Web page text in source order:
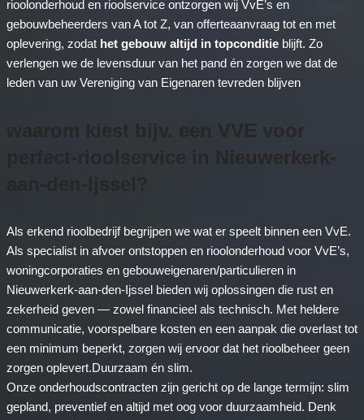
rioolonderhoud en rioolservice ontzorgen wij VvE’s en
gebouwbeheerders van A tot Z, van offerteaanvraag tot en met
oplevering, zodat het gebouw altijd in topconditieblijft. Zo
verlengen we de levensduur van het pand én zorgen we dat de
leden van uw Vereniging van Eigenaren tevreden blijven
waarom kiest bijv. een VVE voor
perfect-rioolservice in Nieuwerkerk-
Als erkend rioolbedrijf begrijpen we wat er speelt binnen een VvE.
Als specialist in afvoer ontstoppen en rioolonderhoud voor VvE’s,
woningcorporaties en gebouweigenaren/particulieren in
Nieuwerkerk-aan-den-Ijssel bieden wij oplossingen die rust en
zekerheid geven — zowel financieel als technisch. Met heldere
communicatie, voorspelbare kosten en een aanpak die overlast tot
een minimum beperkt, zorgen wij ervoor dat het rioolbeheer geen
zorgen oplevert.Duurzaam én slim.
Onze onderhoudscontracten zijn gericht op de lange termijn: slim
gepland, preventief en altijd met oog voor duurzaamheid. Denk